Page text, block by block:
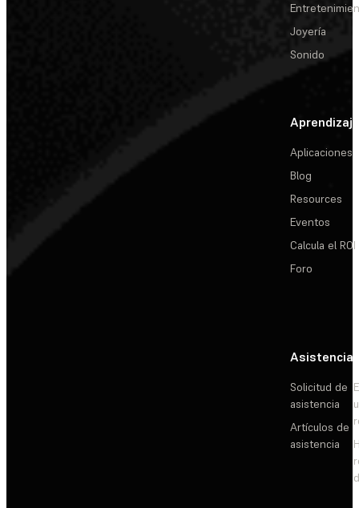
Joyería
Sonido
Aprendizaje
Aplicaciones
Blog
Resources
Eventos
Calcula el ROI
Foro
Asistencia
Solicitud de
asistencia
Artículos de
asistencia